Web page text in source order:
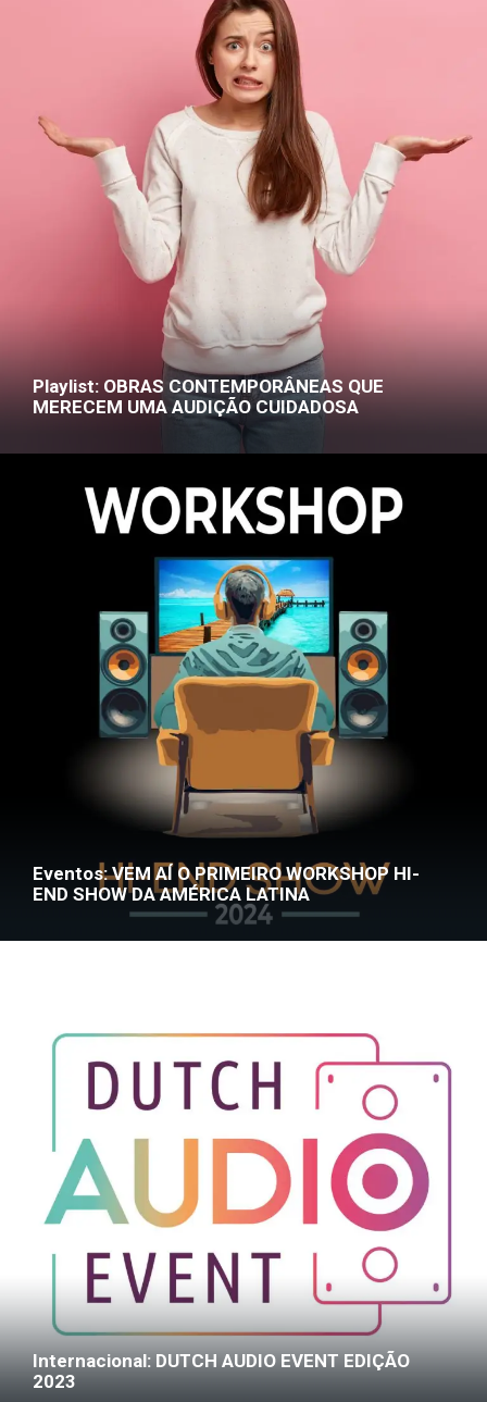
Playlist: OBRAS CONTEMPORÂNEAS QUE
MERECEM UMA AUDIÇÃO CUIDADOSA
Eventos: VEM AÍ O PRIMEIRO WORKSHOP HI-
END SHOW DA AMÉRICA LATINA
Internacional: DUTCH AUDIO EVENT EDIÇÃO
2023